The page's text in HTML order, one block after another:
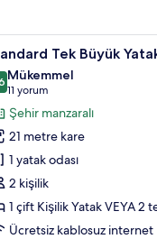
masa
4 Tek Büyük
/ 10
Mükemmel
11 yorum
(11
yorum)
Şehir manzaralı
21 metre kare
1 yatak odası
2 kişilik
1 çift Kişilik Yatak VEYA 2
Ücretsiz kablosuz internet